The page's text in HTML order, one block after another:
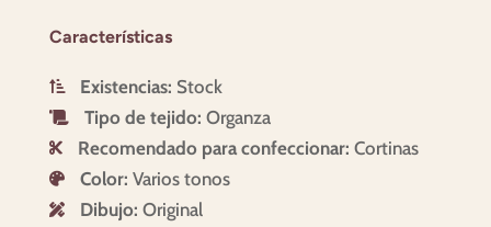
Características
 Existencias: Stock
 Tipo de tejido: Organza
 Recomendado para confeccionar: Cortinas
 Color: Varios tonos
 Dibujo: Original